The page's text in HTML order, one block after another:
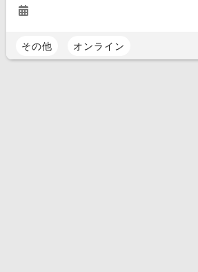
その他 オンライン